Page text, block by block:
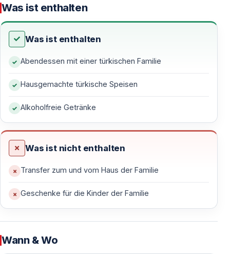
Dieses Abendessen ist kein Restaurantbesuch und
keine inszenierte Show — es ist ein echtes Treffen mit
einer lokalen Familie.
— Abendessen im Haus einer türkischen Familie
— Einblick in Traditionen und Alltag
— Persönlicher kultureller Austausch
Essensarrangement und Atmosphäre
Traditionelle Tischformen
Je nach Gewohnheiten der Familie wird das
Abendessen serviert:
—Yer Sofrası— traditioneller Boden-Tisch
—Klassischer Esstisch
Was ist enthalten
Was ist enthalten
Abendessen mit einer türkischen Familie
Hausgemachte türkische Speisen
Alkoholfreie Getränke
Was ist nicht enthalten
Transfer zum und vom Haus der Familie
Geschenke für die Kinder der Familie
Wann & Wo